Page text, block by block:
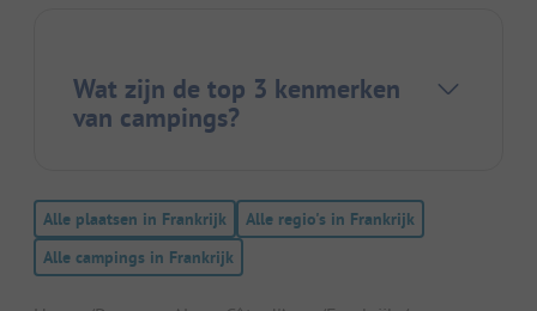
Wat zijn de top 3 kenmerken
van campings?
Alle plaatsen in Frankrijk
Alle regio's in Frankrijk
Alle campings in Frankrijk